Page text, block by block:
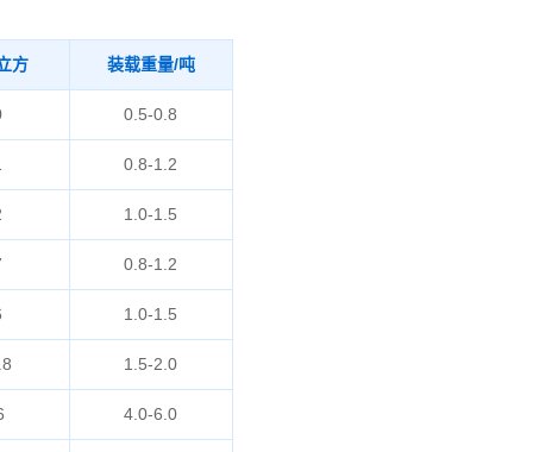
方 装载重量/吨
0.5-0.8
0.8-1.2
1.0-1.5
0.8-1.2
1.0-1.5
1.5-2.0
4.0-6.0